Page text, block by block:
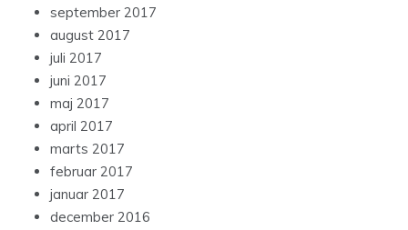
september 2017
august 2017
juli 2017
juni 2017
maj 2017
april 2017
marts 2017
februar 2017
januar 2017
december 2016